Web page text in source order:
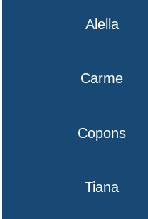
Alella
Carme
Copons
Tiana